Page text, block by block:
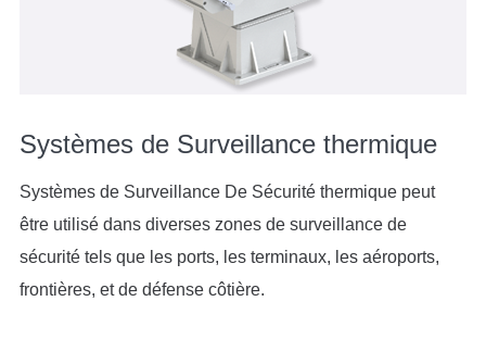
Systèmes de Surveillance thermique
Systèmes de Surveillance De Sécurité thermique peut
être utilisé dans diverses zones de surveillance de
sécurité tels que les ports, les terminaux, les aéroports,
frontières, et de défense côtière.